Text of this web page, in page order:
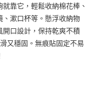
／台灣大直營門市／銀行轉
。
以下簡稱本公司）所提供，讓
，並由商店將買賣／分期付款
係目的，商店將以您的個人
哥大進項蒐集、處理及利用，
認、核對及更正。
就靠它，輕鬆收納棉花棒、
漱口杯等。懸浮收納物
開口設計，保持乾爽不積
又穩固。無痕貼固定不易